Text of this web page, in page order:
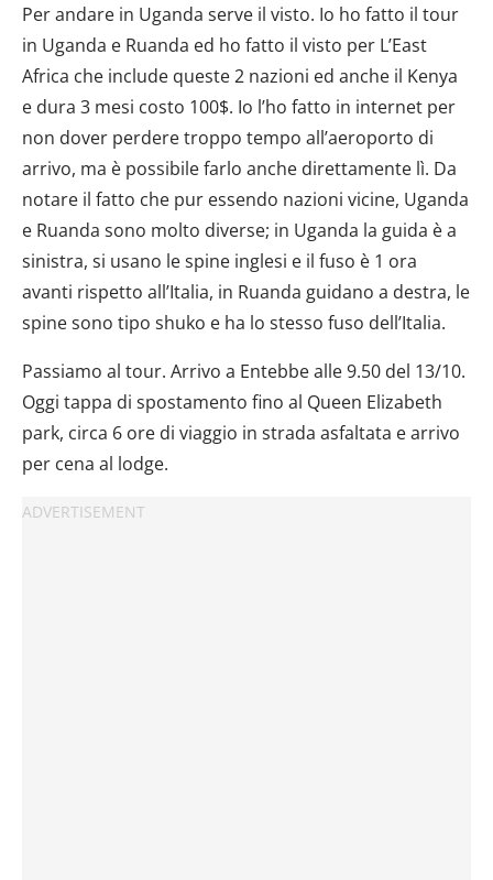
Per andare in Uganda serve il visto. Io ho fatto il tour
in Uganda e Ruanda ed ho fatto il visto per L’East
Africa che include queste 2 nazioni ed anche il Kenya
e dura 3 mesi costo 100$. Io l’ho fatto in internet per
non dover perdere troppo tempo all’aeroporto di
arrivo, ma è possibile farlo anche direttamente lì. Da
notare il fatto che pur essendo nazioni vicine, Uganda
e Ruanda sono molto diverse; in Uganda la guida è a
sinistra, si usano le spine inglesi e il fuso è 1 ora
avanti rispetto all’Italia, in Ruanda guidano a destra, le
spine sono tipo shuko e ha lo stesso fuso dell’Italia.
Passiamo al tour. Arrivo a Entebbe alle 9.50 del 13/10.
Oggi tappa di spostamento fino al Queen Elizabeth
park, circa 6 ore di viaggio in strada asfaltata e arrivo
per cena al lodge.